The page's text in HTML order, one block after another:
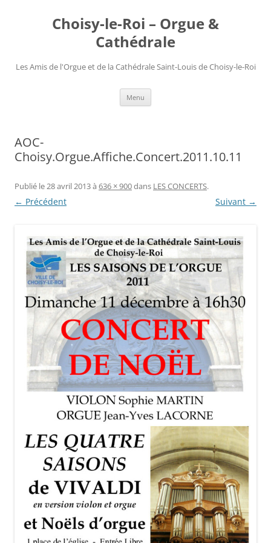
Choisy-le-Roi – Orgue &
Cathédrale
Les Amis de l'Orgue et de la Cathédrale Saint-Louis de Choisy-le-Roi
Menu
AOC-
Choisy.Orgue.Affiche.Concert.2011.10.11
Publié le28 avril 2013à 636 × 900dans LES CONCERTS.
← Précédent Suivant →